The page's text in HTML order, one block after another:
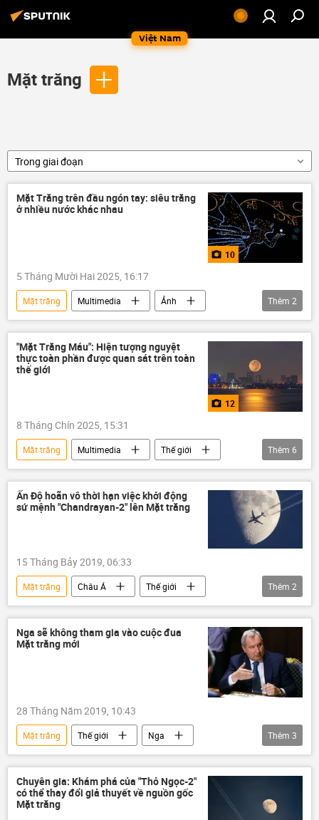
Việt Nam
Mặt trăng
Trong giai đoạn
Mặt Trăng trên đầu ngón tay: siêu trăng
ở nhiều nước khác nhau
10
5 Tháng Mười Hai 2025, 16:17
Mặt trăng Multimedia
Ảnh
Thế giới
trăng tròn
Thêm 2
"Mặt Trăng Máu": Hiện tượng nguyệt
thực toàn phần được quan sát trên toàn
thế giới
12
8 Tháng Chín 2025, 15:31
Mặt trăng Multimedia
Thế giới
Ảnh
Nga
Trung Quốc
Thổ Nhĩ Kỳ
Indonesia Việt Nam
Thêm 6
Ấn Độ hoãn vô thời hạn việc khởi động
sứ mệnh "Chandrayan-2" lên Mặt trăng
15 Tháng Bảy 2019, 06:33
Mặt trăng Châu Á
Thế giới
Ấn Độ
vũ trụ
Thêm 2
Nga sẽ không tham gia vào cuộc đua
Mặt trăng mới
28 Tháng Năm 2019, 10:43
Mặt trăng Thế giới
Nga
Dmitry Rogozin
vũ trụ Roscosmos
Thêm 3
Chuyên gia: Khám phá của "Thỏ Ngọc-2"
có thể thay đổi giả thuyết về nguồn gốc
Mặt trăng